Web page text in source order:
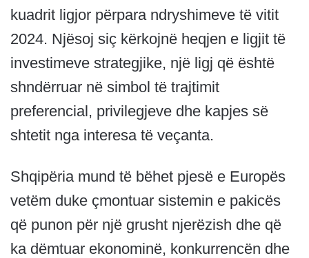
kuadrit ligjor përpara ndryshimeve të vitit
2024. Njësoj siç kërkojnë heqjen e ligjit të
investimeve strategjike, një ligj që është
shndërruar në simbol të trajtimit
preferencial, privilegjeve dhe kapjes së
shtetit nga interesa të veçanta.
Shqipëria mund të bëhet pjesë e Europës
vetëm duke çmontuar sistemin e pakicës
që punon për një grusht njerëzish dhe që
ka dëmtuar ekonominë, konkurrencën dhe